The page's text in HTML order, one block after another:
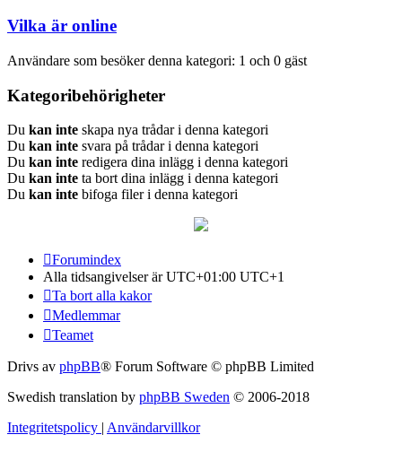
Vilka är online
Användare som besöker denna kategori: 1 och 0 gäst
Kategoribehörigheter
Du kan inte skapa nya trådar i denna kategori
Du kan inte svara på trådar i denna kategori
Du kan inte redigera dina inlägg i denna kategori
Du kan inte ta bort dina inlägg i denna kategori
Du kan inte bifoga filer i denna kategori
Forumindex
Alla tidsangivelser är UTC+01:00 UTC+1
Ta bort alla kakor
Medlemmar
Teamet
Drivs av phpBB® Forum Software © phpBB Limited
Swedish translation by phpBB Sweden © 2006-2018
Integritetspolicy Användarvillkor